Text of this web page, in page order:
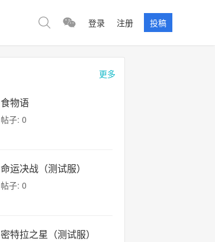
登录 注册 投稿
更多
食物语
帖子: 0
命运决战（测试服）
帖子: 0
密特拉之星（测试服）